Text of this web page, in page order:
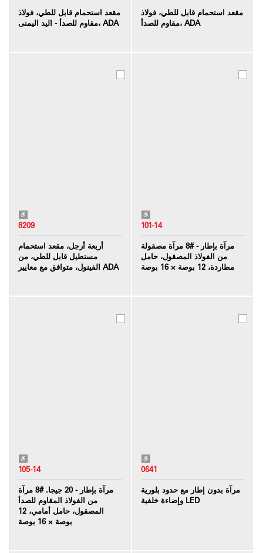
مقعد استحمام قابل للطي، فولاذ
مقاوم للصدأ - اليد اليمنى، ADA
مقعد استحمام قابل للطي، فولاذ
مقاوم للصدأ، ADA
8209
أربعة أرجل، مقعد استحمام
مستطيل قابل للطي، من
الفينول، متوافق مع معايير ADA
101-14
مرآة بإطار - #8 مرآة مصقولة
من الفولاذ المصقول، حامل
مطاردة، 12 بوصة × 16 بوصة
105-14
مرآة بإطار - 20 جيجا. #8 مرآة
من الفولاذ المقاوم للصدأ
المصقول، حامل أمامي، 12
بوصة × 16 بوصة
0641
مرآة بدون إطار مع حدود بلورية
وإضاءة خلفية LED